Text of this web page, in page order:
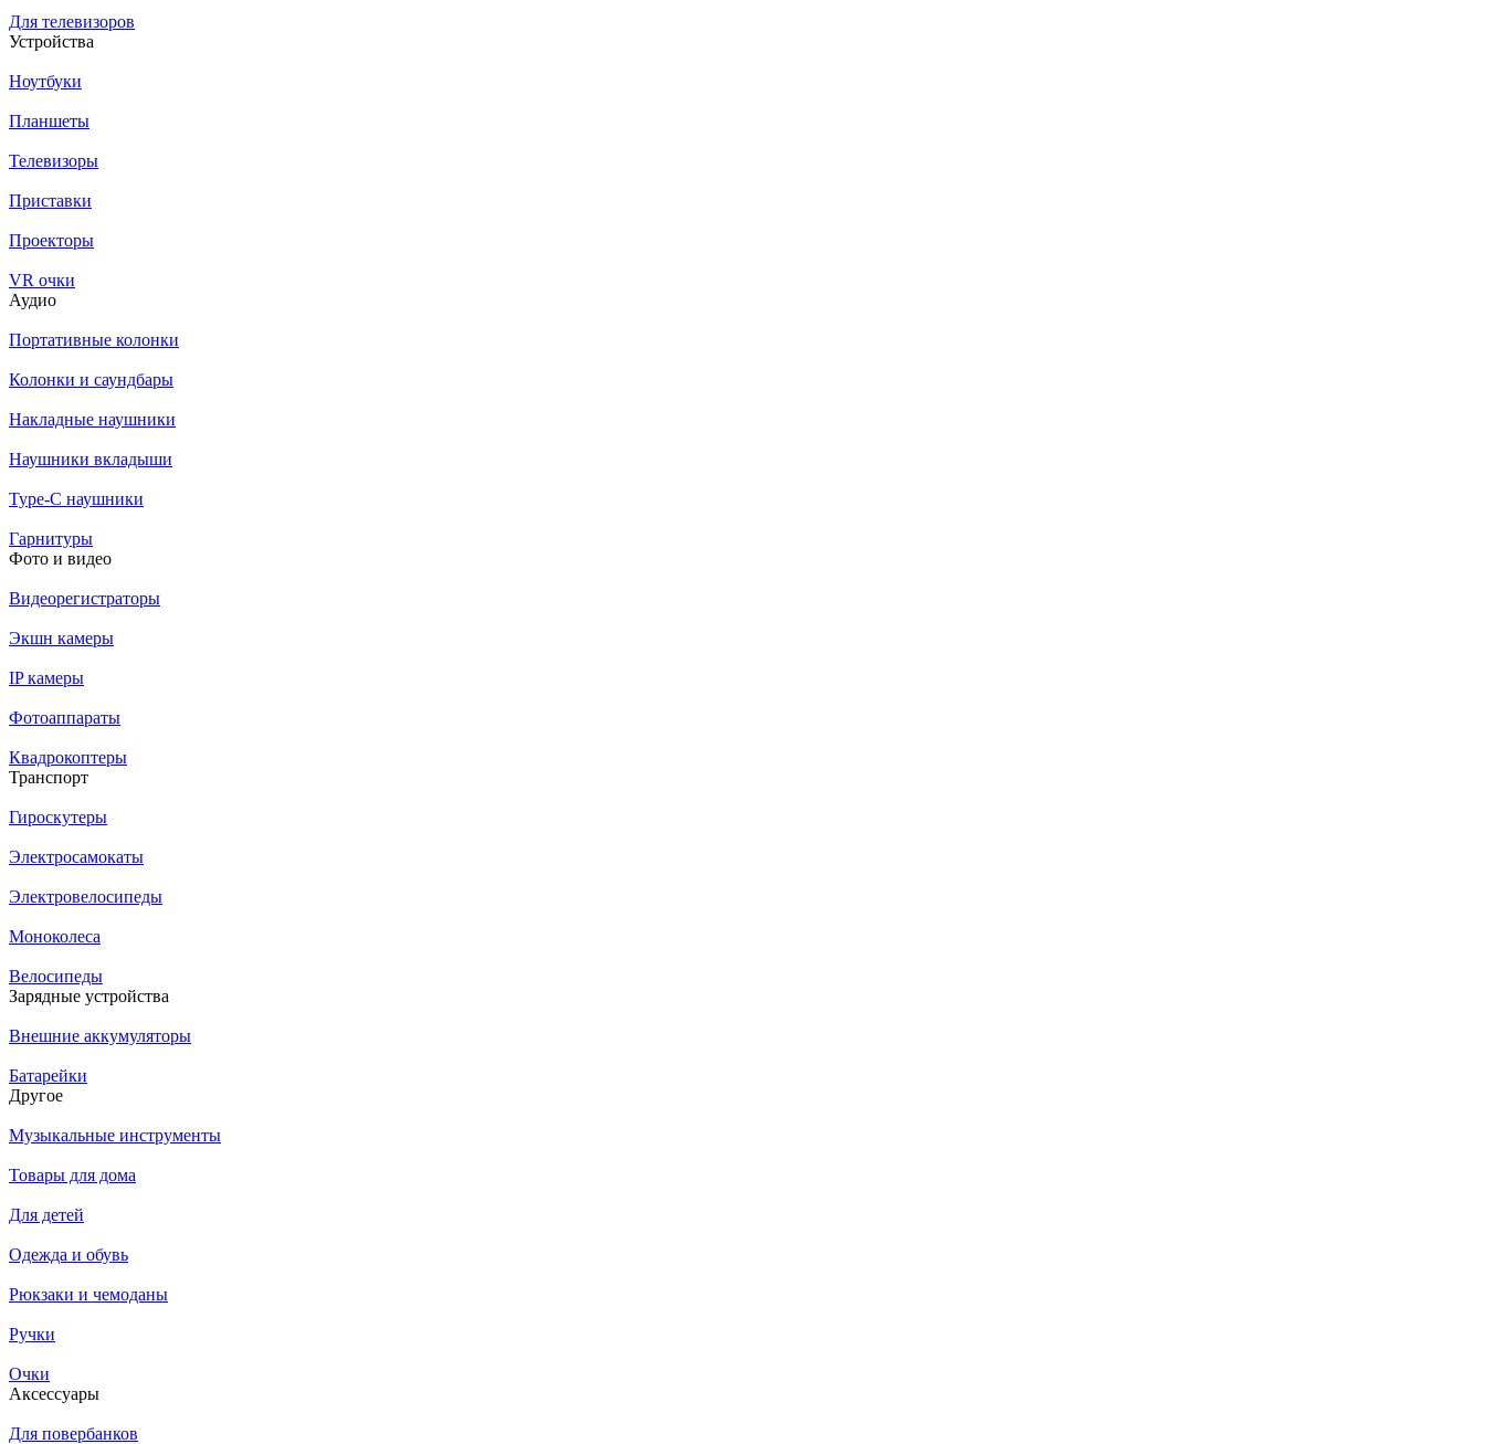
Для телевизоров
Устройства
Ноутбуки
Планшеты
Телевизоры
Приставки
Проекторы
VR очки
Аудио
Портативные колонки
Колонки и саундбары
Накладные наушники
Наушники вкладыши
Type-C наушники
Гарнитуры
Фото и видео
Видеорегистраторы
Экшн камеры
IP камеры
Фотоаппараты
Квадрокоптеры
Транспорт
Гироскутеры
Электросамокаты
Электровелосипеды
Моноколеса
Велосипеды
Зарядные устройства
Внешние аккумуляторы
Батарейки
Другое
Музыкальные инструменты
Товары для дома
Для детей
Одежда и обувь
Рюкзаки и чемоданы
Ручки
Очки
Аксессуары
Для повербанков